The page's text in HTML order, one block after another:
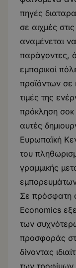
πηγές
σε αιχμές
αναμένεται
παράγοντες,
εμπορικοί
προϊόντων σε
τιμές της
πρόκληση
αυτές
Ευρωπαϊκή
του
γραμμικής
Σε πρόσφατη
Economics
των
προσφοράς
δίνοντας
των τροφίμων